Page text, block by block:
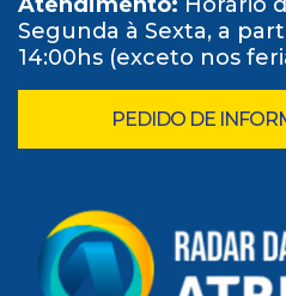
Segunda à Sexta, a
14:00hs (exceto nos
PEDIDO DE